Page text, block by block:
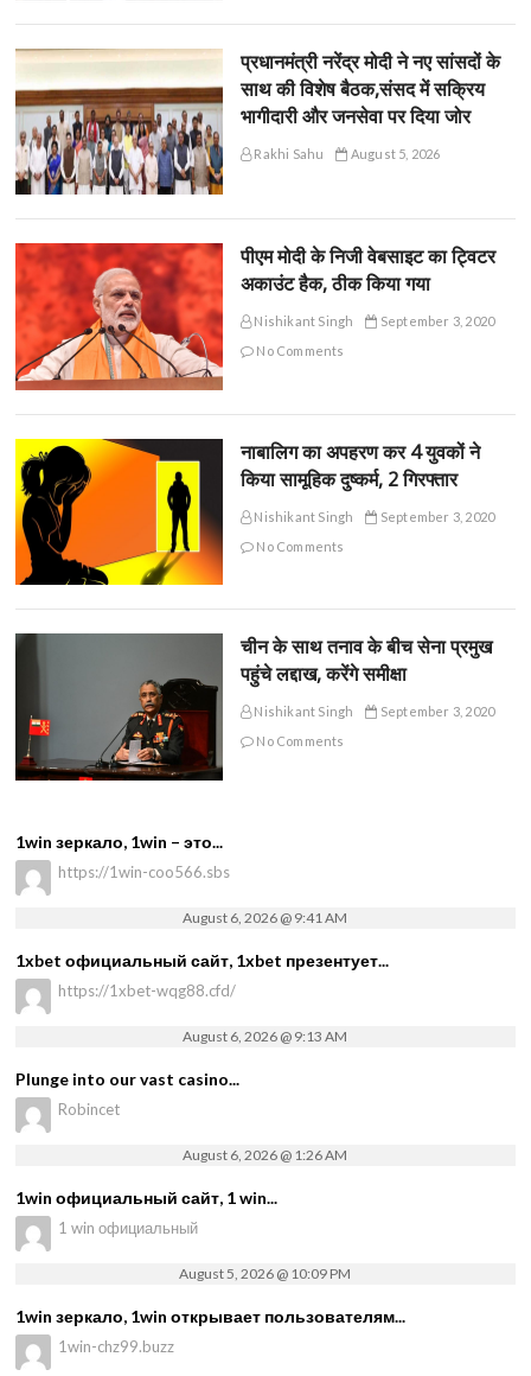
प्रधानमंत्री नरेंद्र मोदी ने नए सांसदों के
साथ की विशेष बैठक,संसद में सक्रिय
भागीदारी और जनसेवा पर दिया जोर
Rakhi Sahu August 5, 2026
पीएम मोदी के निजी वेबसाइट का ट्विटर
अकाउंट हैक, ठीक किया गया
Nishikant Singh
September 3, 2020
No Comments
नाबालिग का अपहरण कर 4 युवकों ने
किया सामूहिक दुष्कर्म, 2 गिरफ्तार
Nishikant Singh
September 3, 2020
No Comments
चीन के साथ तनाव के बीच सेना प्रमुख
पहुंचे लद्दाख, करेंगे समीक्षा
Nishikant Singh
September 3, 2020
No Comments
1win зеркало, 1win – это...
https://1win-coo566.sbs
August 6, 2026 @ 9:41 AM
1xbet официальный сайт, 1xbet презентует...
https://1xbet-wqg88.cfd/
August 6, 2026 @ 9:13 AM
Plunge into our vast casino...
Robincet
August 6, 2026 @ 1:26 AM
1win официальный сайт, 1 win...
1 win официальный
August 5, 2026 @ 10:09 PM
1win зеркало, 1win открывает пользователям...
1win-chz99.buzz